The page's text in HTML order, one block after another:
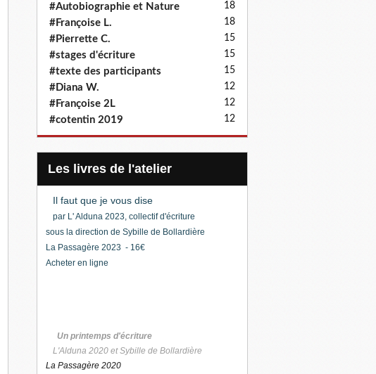
#Autobiographie et Nature 18
#Françoise L. 18
#Pierrette C. 15
#stages d'écriture 15
#texte des participants 15
#Diana W. 12
#Françoise 2L 12
#cotentin 2019 12
Les livres de l'atelier
Il faut que je vous dise
par L' Alduna 2023, collectif d'écriture
sous la direction de Sybille de Bollardière
La Passagère 2023 - 16€
Acheter en ligne
Un printemps d'écriture
L'Alduna 2020 et Sybille de Bollardière
La Passagère 2020